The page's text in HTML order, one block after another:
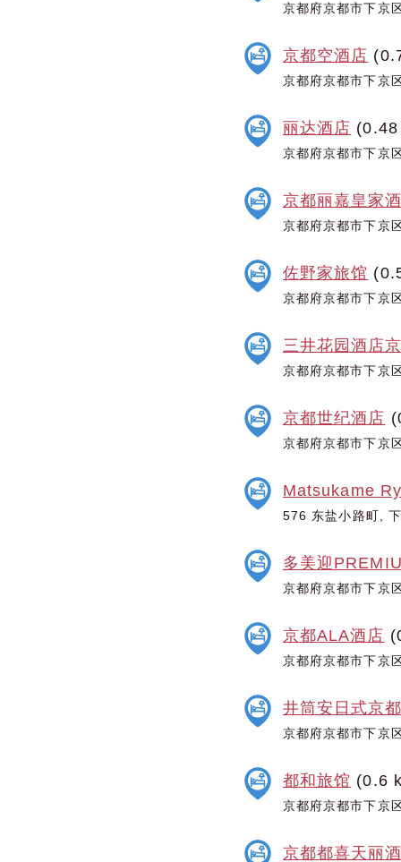
京都府京都市下京
京都空酒店
京都府京都市下京
丽达酒店
京都府京都市下京
京都丽嘉皇家
京都府京都市下京
佐野家旅馆
京都府京都市下京
三井花园酒店
京都府京都市下京
京都世纪酒店
京都府京都市下京
Matsukame
576 东盐小路町,
多美迎
京都府京都市下京
京都ALA酒店
京都府京都市下京
井筒安日式京
京都府京都市下京
都和旅馆 (0.6
京都府京都市下京
京都都喜天丽